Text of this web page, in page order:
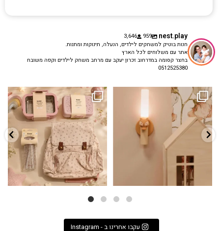
nest.play
959
3,646
חנות בוטיק למשחקים לילדים, הנעלה, תינוקות ומתנות.
אתר עם משלוחים לכל הארץ
בחצר קסומה במדרחוב זכרון יעקב עם מרחב משחק לילדים וקפה משובח
0512525380
✨ חוזרים למסגרת בסטייל! ✨
הקולקציה החדשה...
9 4
גם פריט עיצובי לחדר, גם מנורת לילה
...
3 0
עקבו אחרינו ב - Instagram